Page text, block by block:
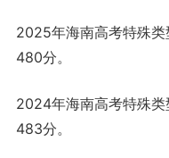
2025年海南高考特殊类
480分。
2024年海南高考特殊
483分。